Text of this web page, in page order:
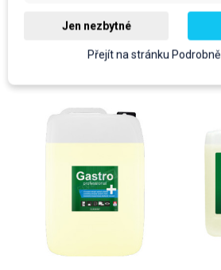
Produkty ve stejné
Jen nezbytné
Přejít na stránku